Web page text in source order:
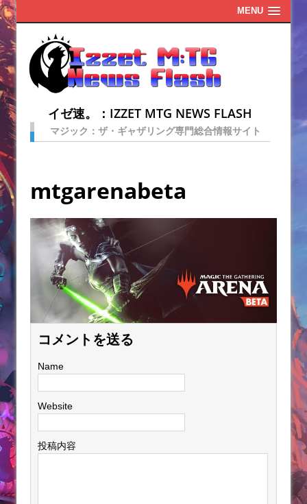
MENU
イゼ速。：IZZET MTG NEWS FLASH
マジック：ザ・ギャザリング専門総合情報サイト
mtgarenabeta
コメントを送る
Name
Website
投稿内容